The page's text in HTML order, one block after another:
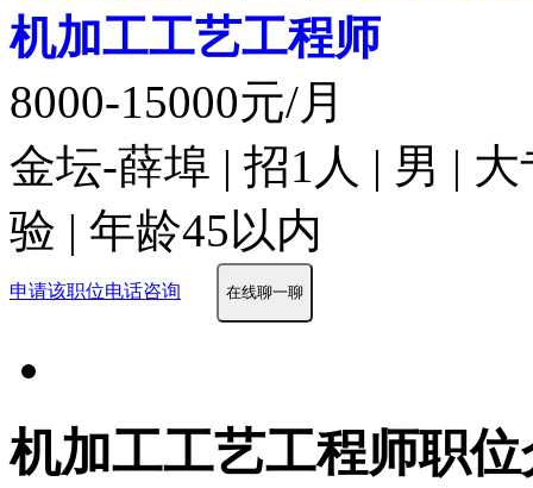
机加工工艺工程师
8000-15000元/月
金坛-薛埠 | 招1人 | 男 |
验 | 年龄45以内
申请该职位电话咨询 在线聊一聊
机加工工艺工程师职